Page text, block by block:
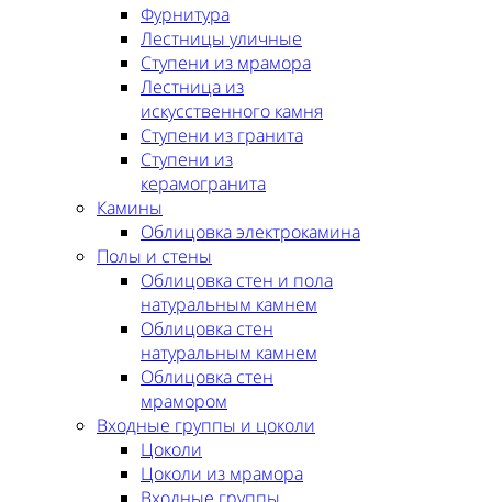
Фурнитура
Лестницы уличные
Ступени из мрамора
Лестница из
искусственного камня
Ступени из гранита
Ступени из
керамогранита
Камины
Облицовка электрокамина
Полы и стены
Облицовка стен и пола
натуральным камнем
Облицовка стен
натуральным камнем
Облицовка стен
мрамором
Входные группы и цоколи
Цоколи
Цоколи из мрамора